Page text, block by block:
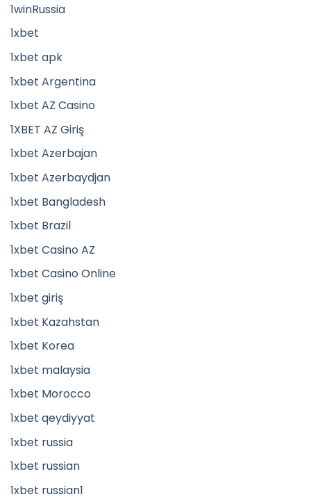
1winRussia
1xbet
1xbet apk
1xbet Argentina
1xbet AZ Casino
1XBET AZ Giriş
1xbet Azerbajan
1xbet Azerbaydjan
1xbet Bangladesh
1xbet Brazil
1xbet Casino AZ
1xbet Casino Online
1xbet giriş
1xbet Kazahstan
1xbet Korea
1xbet malaysia
1xbet Morocco
1xbet qeydiyyat
1xbet russia
1xbet russian
1xbet russian1